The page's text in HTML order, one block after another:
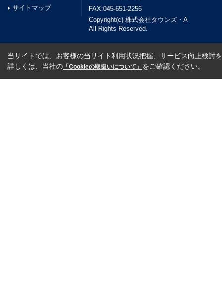
サイトマップ
FAX:045-651-2256
Copyright(c) 株式会社タウンズ・A
All Rights Reserved.
当サイトでは、お客様の当サイト利用状況把握、サービス向上検討
詳しくは、当社の 「Cookieの取扱いについて」 をご確認ください。